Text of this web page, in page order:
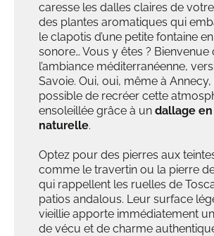
caresse les dalles claires de
des plantes aromatiques qui
le clapotis d’une petite fontaine
sonore… Vous y êtes ? Bienvenue
l’ambiance méditerranéenne,
Savoie. Oui, oui, même à Annecy,
possible de recréer cette
ensoleillée grâce à un dallage
naturelle.
Optez pour des pierres aux
comme le travertin ou la pierre
qui rappellent les ruelles de
patios andalous. Leur surface
vieillie apporte immédiatement
de vécu et de charme